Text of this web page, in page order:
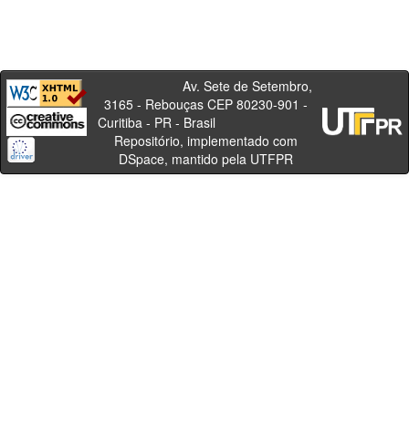
Av. Sete de Setembro,
3165 - Rebouças CEP 80230-901 -
Curitiba - PR - Brasil
Repositório, implementado com
DSpace, mantido pela UTFPR